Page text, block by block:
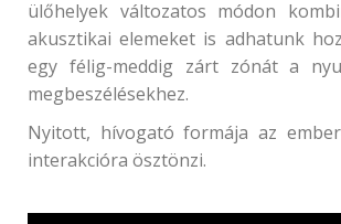
ülőhelyek változatos módon
akusztikai elemeket is adhatunk
egy félig-meddig zárt zónát a
megbeszélésekhez.
Nyitott, hívogató formája az
interakcióra ösztönzi.